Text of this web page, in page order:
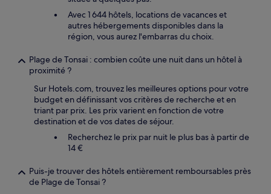
Avec 1 644 hôtels, locations de vacances et
autres hébergements disponibles dans la
région, vous aurez l'embarras du choix.
Plage de Tonsai : combien coûte une nuit dans un hôtel à
proximité ?
Sur Hotels.com, trouvez les meilleures options pour votre
budget en définissant vos critères de recherche et en
triant par prix. Les prix varient en fonction de votre
destination et de vos dates de séjour.
Recherchez le prix par nuit le plus bas à partir de
14 €
Puis-je trouver des hôtels entièrement remboursables près
de Plage de Tonsai ?